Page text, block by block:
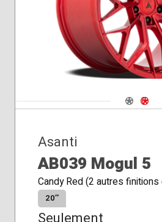
Navigate 1
Asanti
AB039 Mogul 5
Candy Red (2 autres
20″